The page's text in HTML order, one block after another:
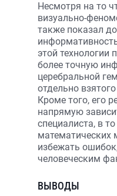
Несмотря на то
визуально-
также показал
этой технологии
более точную
церебральной
отдельно
Кроме того, его
напрямую
специалиста, в
математических
избежать
человеческим
ВЫВОДЫ